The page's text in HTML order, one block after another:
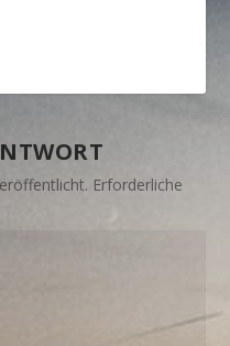
Erforderliche